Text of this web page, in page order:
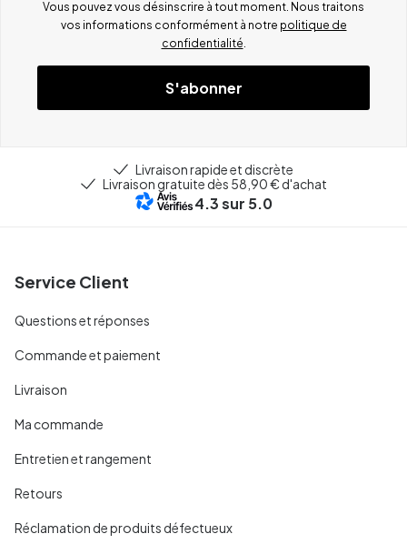
Vous pouvez vous désinscrire à tout moment. Nous traitons
vos informations conformément à notre politique de
confidentialité.
S'abonner
Livraison rapide et discrète
Livraison gratuite dès 58,90 € d'achat
4.3sur 5.0
Service Client
Questions et réponses
Commande et paiement
Livraison
Ma commande
Entretien et rangement
Retours
Réclamation de produits défectueux